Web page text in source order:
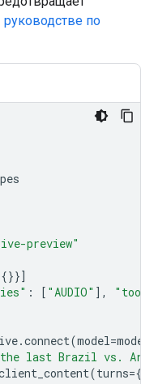
руководстве по
preview"
{}}]
: [ "AUDIO" ],
.connect(model=model
the last Brazil vs.
(turns={